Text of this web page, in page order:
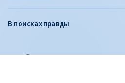
В поисках правды
Вы можете следить за нами